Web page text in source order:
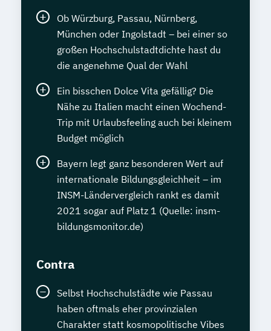
Ob Würzburg, Passau, Nürnberg,
München oder Ingolstadt – bei einer so
großen Hochschulstadtdichte hast du
die angenehme Qual der Wahl
Ein bisschen Dolce Vita gefällig? Die
Nähe zu Italien macht einen Wochend-
Trip mit Urlaubsfeeling auch bei kleinem
Budget möglich
Bayern legt ganz besonderen Wert auf
internationale Bildungsgleichheit – im
INSM-Ländervergleich rankt es damit
2021 sogar auf Platz 1 (Quelle: insm-
bildungsmonitor.de)
Contra
Selbst Hochschulstädte wie Passau
haben oftmals eher provinzialen
Charakter statt kosmopolitische Vibes